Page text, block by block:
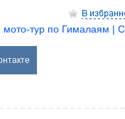
тур по Гималаям |